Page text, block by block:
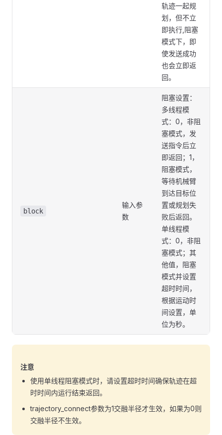
轨迹一起规
划，但不立
即执行,阻塞
模式下，即
使发送成功
也会立即返
回。
block
输入参
数
阻塞设置：
多线程模
式：0，非阻
塞模式，发
送指令后立
即返回；1，
阻塞模式，
等待机械臂
到达目标位
置或规划失
败后返回。
单线程模
式：0，非阻
塞模式；其
他值，阻塞
模式并设置
超时时间，
根据运动时
间设置，单
位为秒。
注意
使用单线程阻塞模式时，请设置超时时间确保轨迹在超
时时间内运行结束返回。
trajectory_connect参数为1交融半径才生效，如果为0则
交融半径不生效。